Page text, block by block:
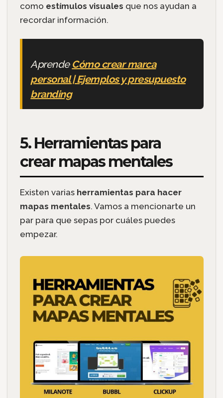
como estímulos visuales que nos ayudan a
recordar información.
Aprende Cómo crear marca
personal | Ejemplos y presupuesto
branding
5. Herramientas para
crear mapas mentales
Existen varias herramientas para hacer
mapas mentales. Vamos a mencionarte un
par para que sepas por cuáles puedes
empezar.